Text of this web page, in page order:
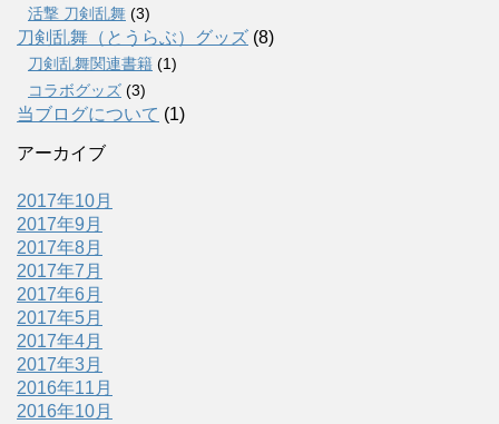
活撃 刀剣乱舞 (3)
刀剣乱舞（とうらぶ）グッズ (8)
刀剣乱舞関連書籍 (1)
コラボグッズ (3)
当ブログについて (1)
アーカイブ
2017年10月
2017年9月
2017年8月
2017年7月
2017年6月
2017年5月
2017年4月
2017年3月
2016年11月
2016年10月